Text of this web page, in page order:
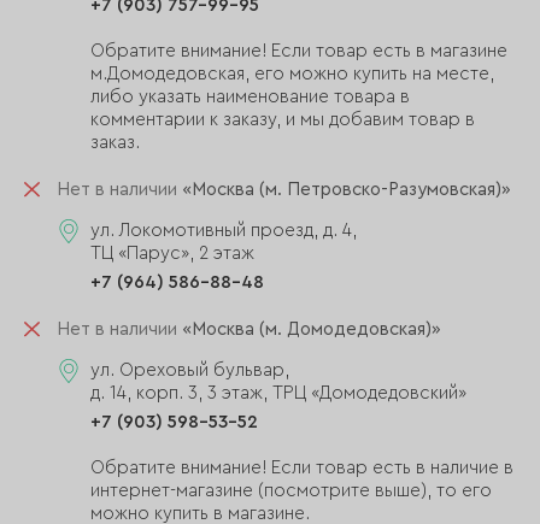
+7 (903) 757-99-95
Обратите внимание! Если товар есть в магазине
м.Домодедовская, его можно купить на месте,
либо указать наименование товара в
комментарии к заказу, и мы добавим товар в
заказ.
Нет в наличии «Москва (м. Петровско-Разумовская)»
ул. Локомотивный проезд, д. 4,
ТЦ «Парус», 2 этаж
+7 (964) 586-88-48
Нет в наличии «Москва (м. Домодедовская)»
ул. Ореховый бульвар,
д. 14, корп. 3, 3 этаж, ТРЦ «Домодедовский»
+7 (903) 598-53-52
Обратите внимание! Если товар есть в наличие в
интернет-магазине (посмотрите выше), то его
можно купить в магазине.